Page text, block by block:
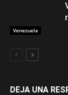
Venezuela
DEJA UNA